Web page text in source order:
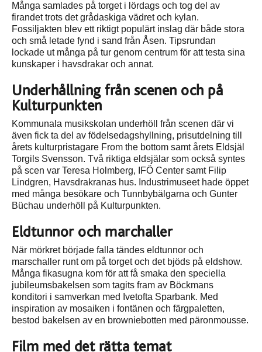
Många samlades på torget i lördags och tog del av
firandet trots det grådaskiga vädret och kylan.
Fossiljakten blev ett riktigt populärt inslag där både stora
och små letade fynd i sand från Åsen. Tipsrundan
lockade ut många på tur genom centrum för att testa sina
kunskaper i havsdrakar och annat.
Underhållning från scenen och på
Kulturpunkten
Kommunala musikskolan underhöll från scenen där vi
även fick ta del av födelsedagshyllning, prisutdelning till
årets kulturpristagare From the bottom samt årets Eldsjäl
Torgils Svensson. Två riktiga eldsjälar som också syntes
på scen var Teresa Holmberg, IFÖ Center samt Filip
Lindgren, Havsdrakranas hus. Industrimuseet hade öppet
med många besökare och Tunnbybälgarna och Gunter
Büchau underhöll på Kulturpunkten.
Eldtunnor och marchaller
När mörkret började falla tändes eldtunnor och
marschaller runt om på torget och det bjöds på eldshow.
Många fikasugna kom för att få smaka den speciella
jubileumsbakelsen som tagits fram av Böckmans
konditori i samverkan med Ivetofta Sparbank. Med
inspiration av mosaiken i fontänen och färgpaletten,
bestod bakelsen av en browniebotten med päronmousse.
Film med det rätta temat